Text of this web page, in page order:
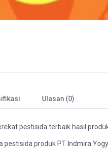
Ulasan (0)
pestisida terbaik hasil
pestisida produk PT Indmira